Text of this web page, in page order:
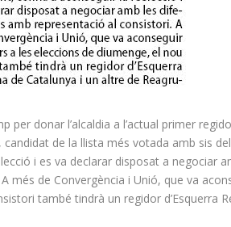
per donar l’alcaldia a l’actual primer
de la llista més votada amb sis
i es va declarar disposat a negociar
més de Convergència i Unió, que va
també tindrà un regidor d’Esquerra